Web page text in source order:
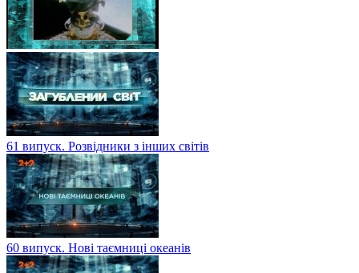
61 випуск. Розвідники з інших світів
60 випуск. Нові таємниці океанів